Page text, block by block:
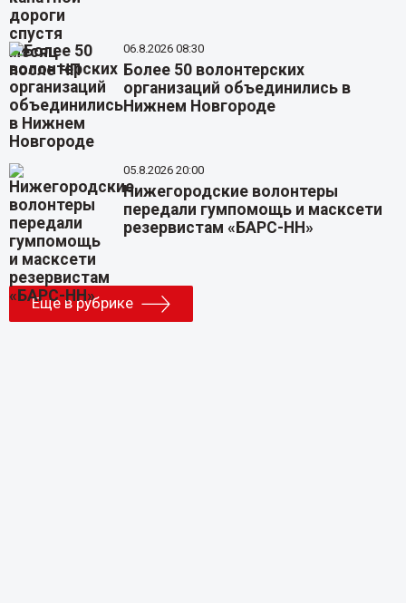
06.8.2026 08:30
Более 50 волонтерских
организаций объединились в
Нижнем Новгороде
05.8.2026 20:00
Нижегородские волонтеры
передали гумпомощь и масксети
резервистам «БАРС-НН»
Еще в рубрике